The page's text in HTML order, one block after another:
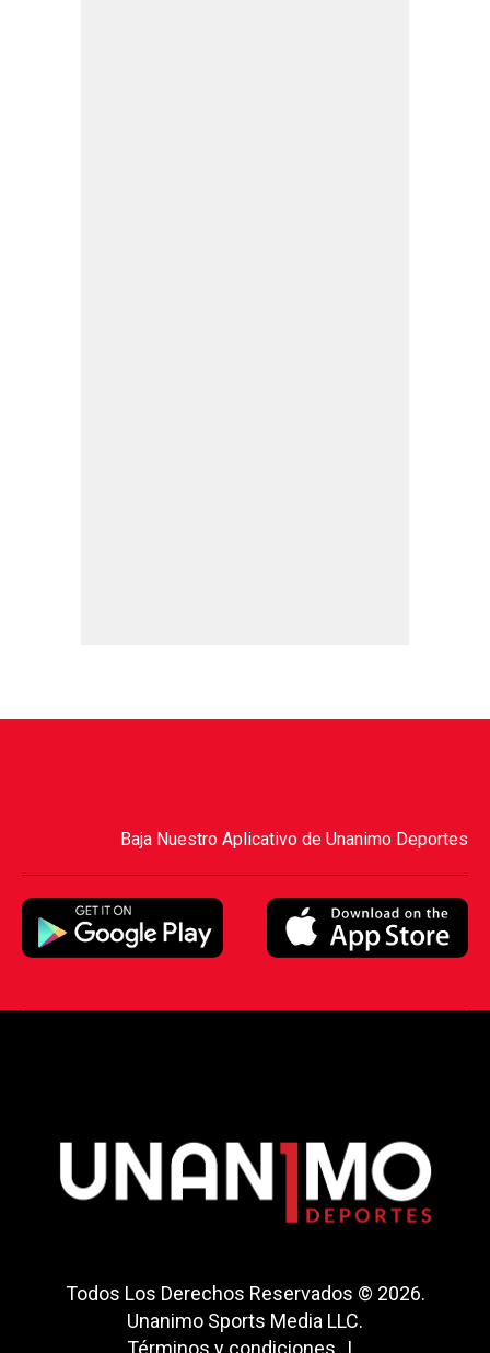
Baja Nuestro Aplicativo de Unanimo Deportes
Todos Los Derechos Reservados © 2026.
Unanimo Sports Media LLC.
Términos y condiciones